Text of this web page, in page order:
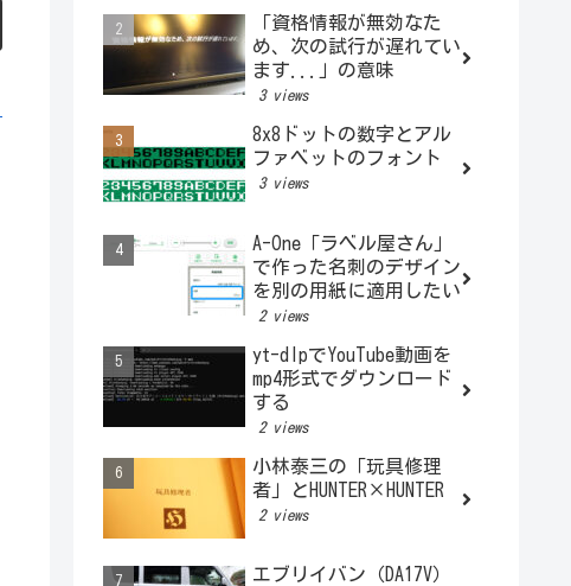
「資格情報が無効なた
め、次の試行が遅れてい
ます...」の意味
3 views
8x8ドットの数字とアル
ファベットのフォント
3 views
A-One「ラベル屋さん」
で作った名刺のデザイン
を別の用紙に適用したい
2 views
yt-dlpでYouTube動画を
mp4形式でダウンロード
する
2 views
小林泰三の「玩具修理
者」とHUNTER×HUNTER
2 views
エブリイバン（DA17V）